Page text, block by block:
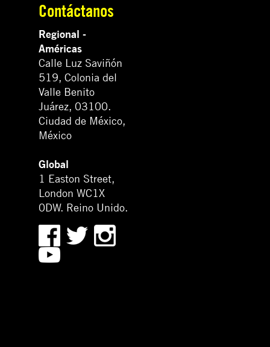
Contáctanos
Regional -
Américas
Calle Luz Saviñón
519, Colonia del
Valle Benito
Juárez, 03100.
Ciudad de México,
México
Global
1 Easton Street,
London WC1X
0DW. Reino Unido.